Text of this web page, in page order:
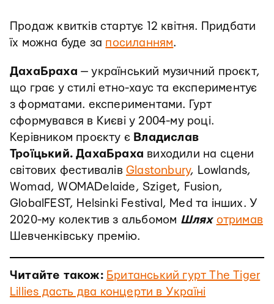
Продаж квитків стартує 12 квітня. Придбати
їх можна буде за посиланням.
ДахаБраха — український музичний проєкт,
що грає у стилі етно-хаус та експериментує
з форматами. експериментами. Гурт
сформувався в Києві у 2004-му році.
Керівником проєкту є Владислав
Троїцький. ДахаБраха виходили на сцени
світових фестивалів Glastonbury, Lowlands,
Womad, WOMADelaide, Sziget, Fusion,
GlobalFEST, Helsinki Festival, Med та інших. У
2020-му колектив з альбомом Шлях отримав
Шевченківську премію.
Читайте також: Британський гурт The Tiger
Lillies дасть два концерти в Україні